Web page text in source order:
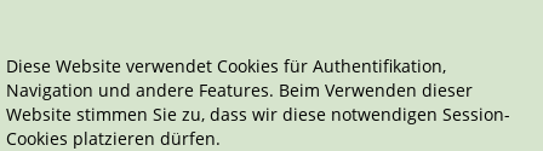
Perlen-Reihe
Diese Website verwendet Cookies für Authentifikation,
Navigation und andere Features. Beim Verwenden dieser
Website stimmen Sie zu, dass wir diese notwendigen Session-
Cookies platzieren dürfen.